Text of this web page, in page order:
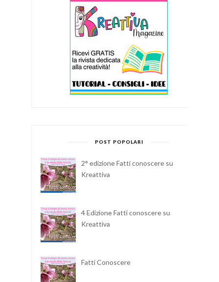
POST POPOLARI
2° edizione Fatti conoscere su
Kreattiva
4 Edizione Fatti conoscere su
Kreattiva
Fatti Conoscere